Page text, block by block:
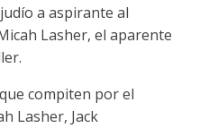
a aspirante al
Lasher, el aparente
compiten por el
Lasher, Jack